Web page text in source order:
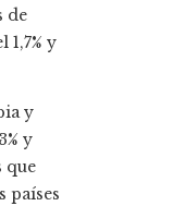
de
y
y
y
que
países